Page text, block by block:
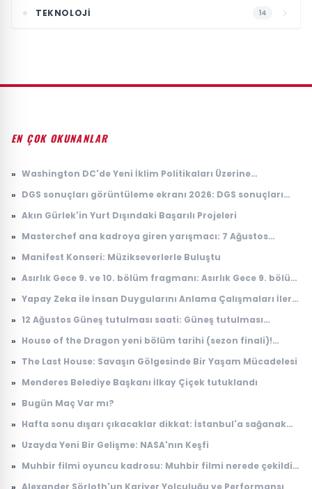
TEKNOLOJI 14
EN ÇOK OKUNANLAR
» Washington DC'de Yeni İklim Politikaları Üzerine
» DGS sonuçları görüntüleme ekranı 2026: DGS sonuçları
» Akın Gürlek'in Yurt Dışındaki Başarılı Projeleri
» Masterchef ana kadroya giren yarışmacı: 7 Ağustos
» Manifest Konseri: Müzikseverlerle Buluştu
» Asırlık Gece 9. ve 10. bölüm fragmanı: Asırlık Gece 9. bölüm
» Yapay Zeka ile İnsan Duygularını Anlama Çalışmaları İleri
» 12 Ağustos Güneş tutulması saati: Güneş tutulması
» House of the Dragon yeni bölüm tarihi (sezon finali)!
yayınlanacak?
» The Last House: Savaşın Gölgesinde Bir Yaşam Mücadelesi
» Menderes Belediye Başkanı İlkay Çiçek tutuklandı
» Bugün Maç Var mı?
» Hafta sonu dışarı çıkacaklar dikkat: İstanbul'a sağanak
» Uzayda Yeni Bir Gelişme: NASA'nın Keşfi
» Muhbir filmi oyuncu kadrosu: Muhbir filmi nerede çekildi,